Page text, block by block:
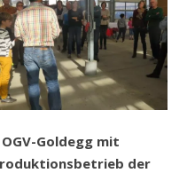
Goldegg mit
der